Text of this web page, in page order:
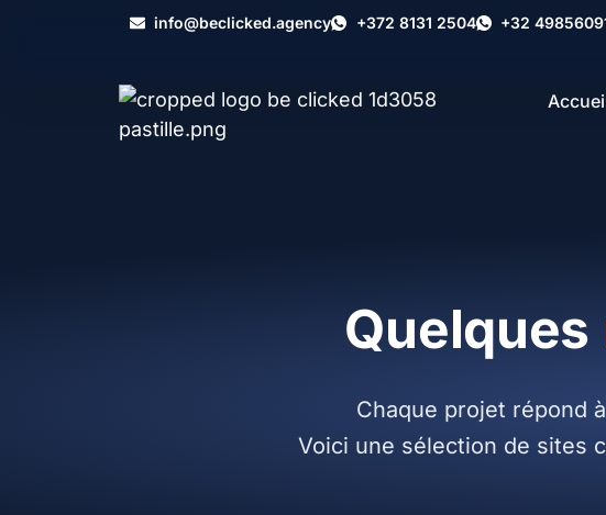
info@beclicked.agency +372 8131 2504 +32
Études de cas etQuelques
Chaque projet répond
Voici une sélection de sites